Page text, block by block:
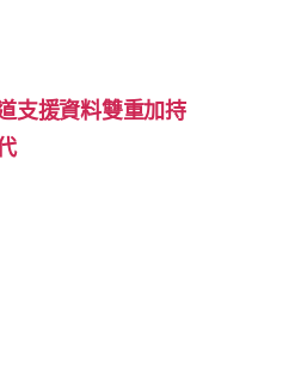
支援資料雙重加持